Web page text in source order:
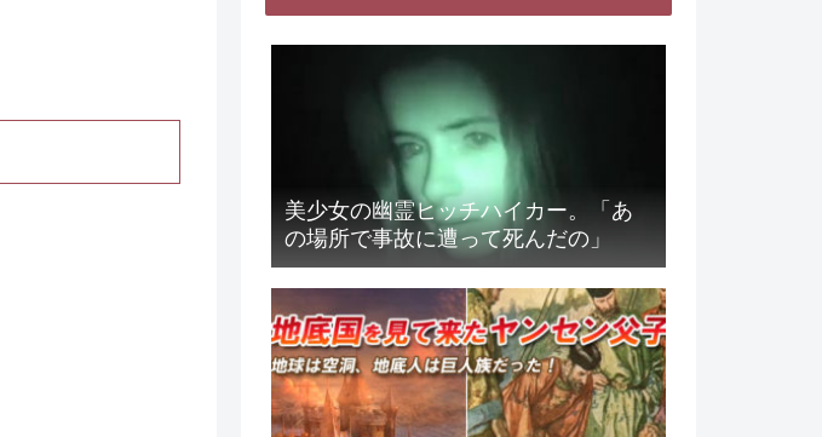
美少女の幽霊ヒッチハイカー。「あ
の場所で事故に遭って死んだの」